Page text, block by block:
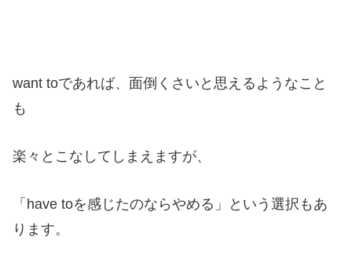
want toであれば、面倒くさいと思えるようなこと
も
楽々とこなしてしまえますが、
「have toを感じたのならやめる」という選択もあ
ります。